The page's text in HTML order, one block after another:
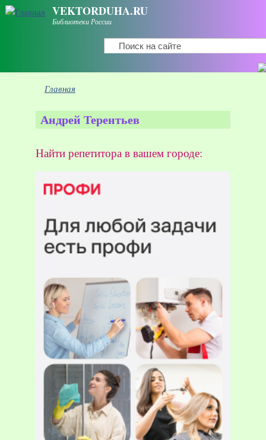
Перейти к основному содержанию
VEKTORDUHA.RU
Библиотеки России
Форма поиска
Поиск
Вы здесь
Главная
Андрей Терентьев
Найти репетитора в вашем городе: